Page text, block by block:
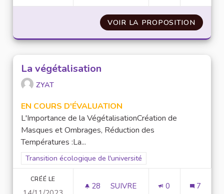
VOIR LA PROPOSITION
La végétalisation
ZYAT
EN COURS D'ÉVALUATION
L'Importance de la VégétalisationCréation de
Masques et Ombrages, Réduction des
Températures :La...
Filtrer les résultats pour le secteur : Transition écologique
Transition écologique de l'université
CRÉÉ LE
28 28 ABONNÉS
SUIVRE 0 7